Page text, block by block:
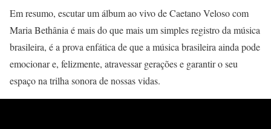
Em resumo, escutar um álbum ao vivo de Caetano Veloso com
Maria Bethânia é mais do que mais um simples registro da música
brasileira, é a prova enfática de que a música brasileira ainda pode
emocionar e, felizmente, atravessar gerações e garantir o seu
espaço na trilha sonora de nossas vidas.